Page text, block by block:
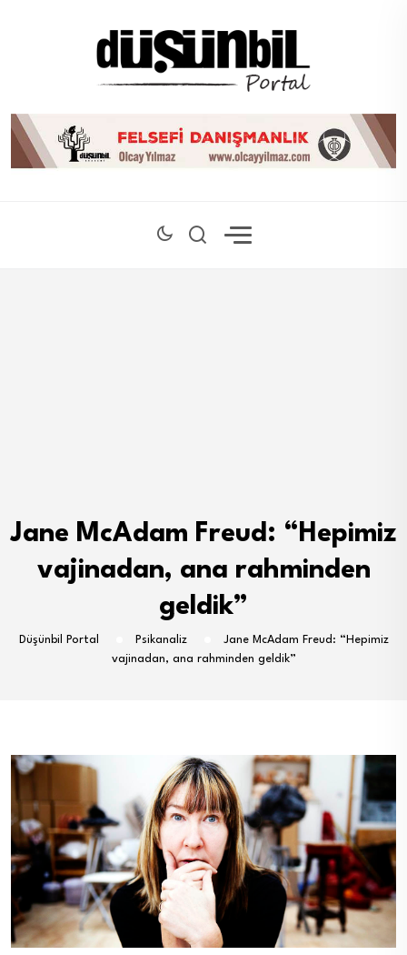
Jane McAdam Freud: “Hepimiz
vajinadan, ana rahminden
geldik”
Düşünbil Portal Psikanaliz
Jane McAdam Freud: “Hepimiz
vajinadan, ana rahminden geldik”